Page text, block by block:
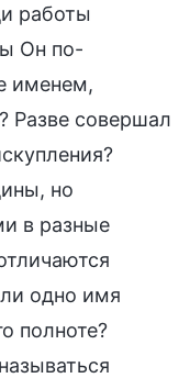
работы
Он по-
именем,
Разве совершал
но
в разные
одно имя
полноте?